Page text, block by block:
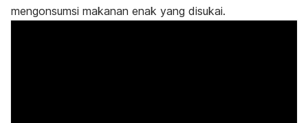
mengonsumsi makanan enak yang disukai.